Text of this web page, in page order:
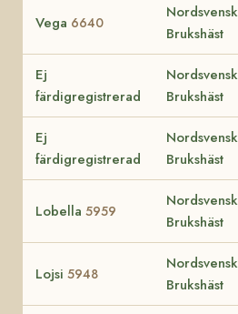
Vega 6640
Nordsvensk
Brukshäst
Ej
färdigregistrerad
Nordsvensk
Brukshäst
Ej
färdigregistrerad
Nordsvensk
Brukshäst
Lobella 5959
Nordsvensk
Brukshäst
Lojsi 5948
Nordsvensk
Brukshäst